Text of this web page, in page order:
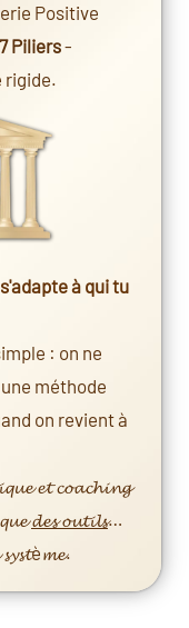
Positive
7 Piliers-
rigide.
à qui tu
: on ne
méthode
on revient à
𝓮𝓽 𝓬𝓸𝓪𝓬𝓱𝓲𝓷𝓰
𝓺𝓾𝓮𝓭𝓮𝓼 𝓸𝓾𝓽𝓲𝓵𝓼…
𝓼𝔂𝓼𝓽è𝓶𝓮.